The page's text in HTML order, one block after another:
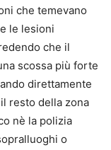
che temevano
le lesioni
che il
scossa più forte
direttamente
resto della zona
nè la polizia
o